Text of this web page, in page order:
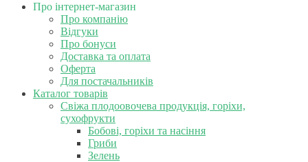
Про інтернет-магазин
Про компанію
Відгуки
Про бонуси
Доставка та оплата
Оферта
Для постачальників
Каталог товарів
Свіжа плодоовочева продукція, горіхи,
сухофрукти
Бобові, горіхи та насіння
Гриби
Зелень